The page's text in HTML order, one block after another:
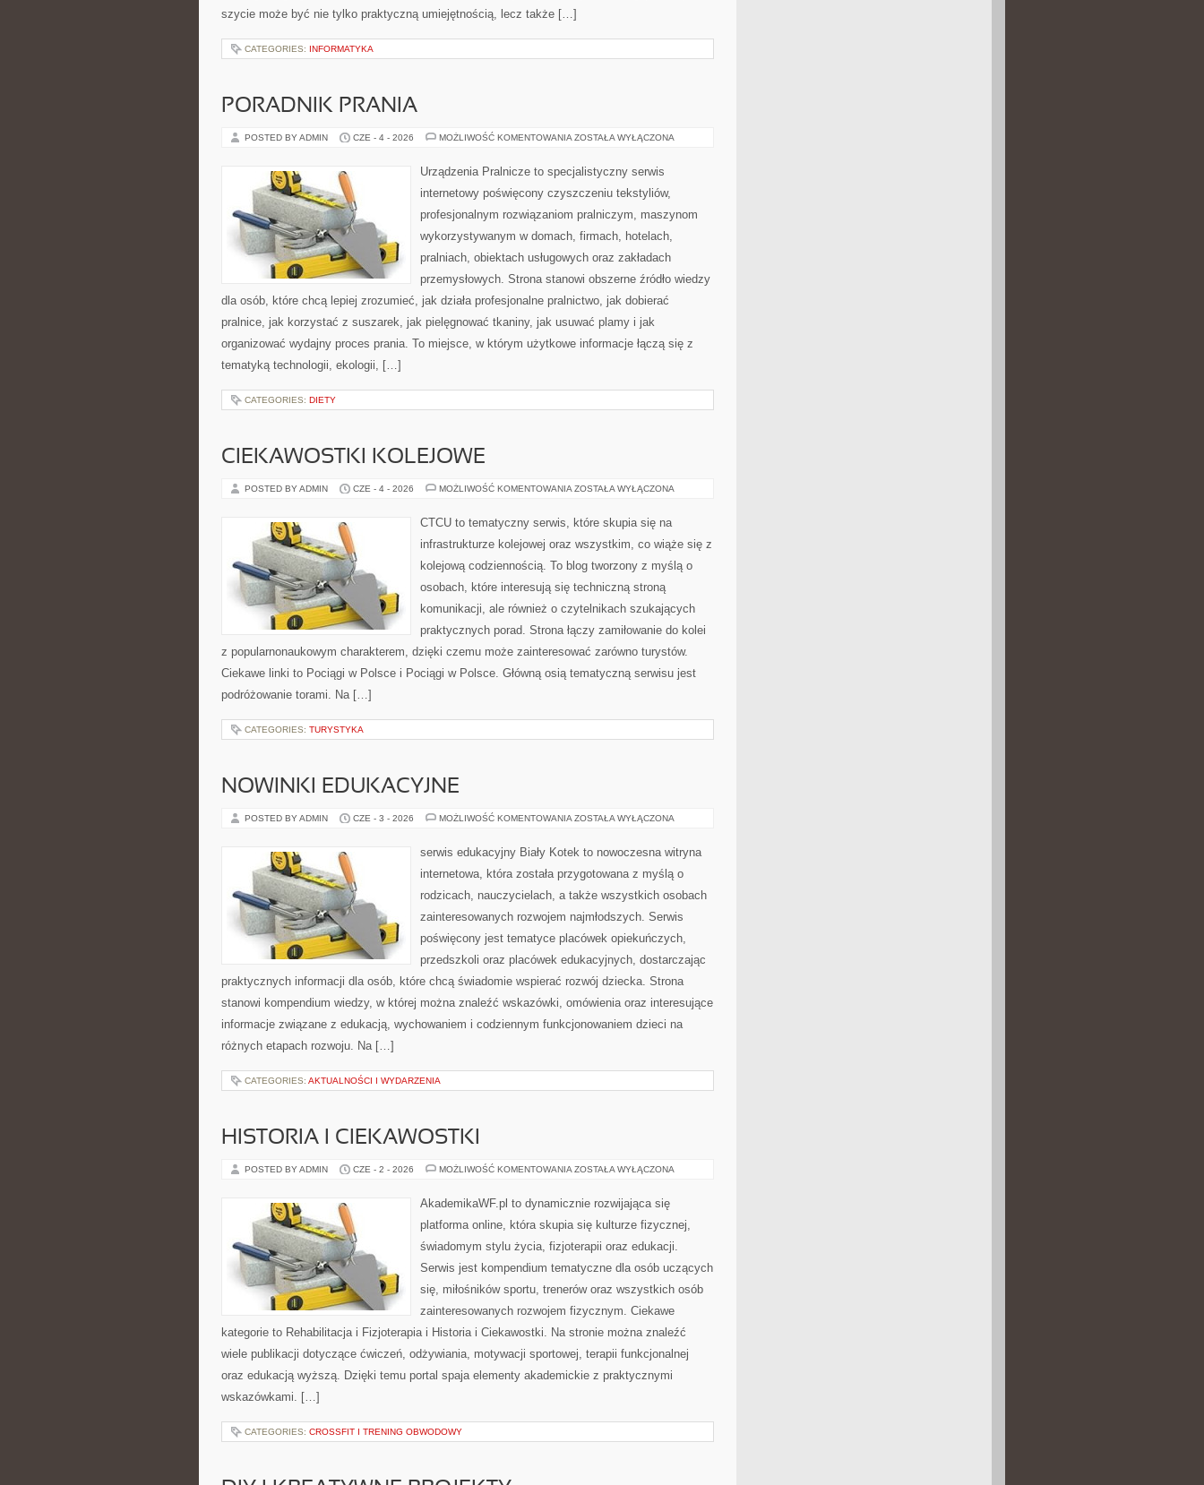
szycie może być nie tylko praktyczną umiejętnością, lecz także […]
CATEGORIES: INFORMATYKA
PORADNIK PRANIA
POSTED BY ADMIN CZE - 4 - 2026 MOŻLIWOŚĆ KOMENTOWANIA PORADNIK
ZOSTAŁA WYŁĄCZONA
Urządzenia Pralnicze to specjalistyczny serwis
internetowy poświęcony czyszczeniu tekstyliów,
profesjonalnym rozwiązaniom pralniczym, maszynom
wykorzystywanym w domach, firmach, hotelach,
pralniach, obiektach usługowych oraz zakładach
przemysłowych. Strona stanowi obszerne źródło wiedzy
dla osób, które chcą lepiej zrozumieć, jak działa profesjonalne pralnictwo, jak dobierać
pralnice, jak korzystać z suszarek, jak pielęgnować tkaniny, jak usuwać plamy i jak
organizować wydajny proces prania. To miejsce, w którym użytkowe informacje łączą się z
tematyką technologii, ekologii, […]
CATEGORIES: DIETY
CIEKAWOSTKI KOLEJOWE
POSTED BY ADMIN CZE - 4 - 2026 MOŻLIWOŚĆ KOMENTOWANIA CIEKAWOSTKI
ZOSTAŁA WYŁĄCZONA
CTCU to tematyczny serwis, które skupia się na
infrastrukturze kolejowej oraz wszystkim, co wiąże się z
kolejową codziennością. To blog tworzony z myślą o
osobach, które interesują się techniczną stroną
komunikacji, ale również o czytelnikach szukających
praktycznych porad. Strona łączy zamiłowanie do kolei
z popularnonaukowym charakterem, dzięki czemu może zainteresować zarówno turystów.
Ciekawe linki to Pociągi w Polsce i Pociągi w Polsce. Główną osią tematyczną serwisu jest
podróżowanie torami. Na […]
CATEGORIES: TURYSTYKA
NOWINKI EDUKACYJNE
POSTED BY ADMIN CZE - 3 - 2026 MOŻLIWOŚĆ KOMENTOWANIA NOWINKI
ZOSTAŁA WYŁĄCZONA
serwis edukacyjny Biały Kotek to nowoczesna witryna
internetowa, która została przygotowana z myślą o
rodzicach, nauczycielach, a także wszystkich osobach
zainteresowanych rozwojem najmłodszych. Serwis
poświęcony jest tematyce placówek opiekuńczych,
przedszkoli oraz placówek edukacyjnych, dostarczając
praktycznych informacji dla osób, które chcą świadomie wspierać rozwój dziecka. Strona
stanowi kompendium wiedzy, w której można znaleźć wskazówki, omówienia oraz interesujące
informacje związane z edukacją, wychowaniem i codziennym funkcjonowaniem dzieci na
różnych etapach rozwoju. Na […]
CATEGORIES: AKTUALNOŚCI I WYDARZENIA
HISTORIA I CIEKAWOSTKI
POSTED BY ADMIN CZE - 2 - 2026 MOŻLIWOŚĆ KOMENTOWANIA HISTORIA
ZOSTAŁA WYŁĄCZONA
AkademikaWF.pl to dynamicznie rozwijająca się
platforma online, która skupia się kulturze fizycznej,
świadomym stylu życia, fizjoterapii oraz edukacji.
Serwis jest kompendium tematyczne dla osób uczących
się, miłośników sportu, trenerów oraz wszystkich osób
zainteresowanych rozwojem fizycznym. Ciekawe
kategorie to Rehabilitacja i Fizjoterapia i Historia i Ciekawostki. Na stronie można znaleźć
wiele publikacji dotyczące ćwiczeń, odżywiania, motywacji sportowej, terapii funkcjonalnej
oraz edukacją wyższą. Dzięki temu portal spaja elementy akademickie z praktycznymi
wskazówkami. […]
CATEGORIES: CROSSFIT I TRENING OBWODOWY